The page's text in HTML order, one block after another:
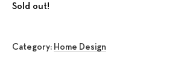
Sold out!
Category: Home Design